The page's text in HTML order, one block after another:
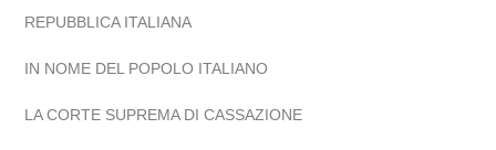
REPUBBLICA ITALIANA
IN NOME DEL POPOLO ITALIANO
LA CORTE SUPREMA DI CASSAZIONE